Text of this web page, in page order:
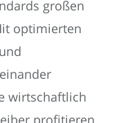
großen
optimierten
wirtschaftlich